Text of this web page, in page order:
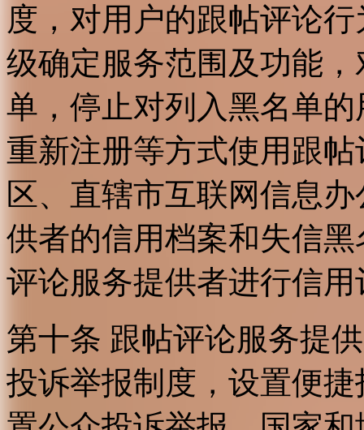
度，对用户的跟帖评论
级确定服务范围及功能
单，停止对列入黑名单
重新注册等方式使用跟
区、直辖市互联网信息
供者的信用档案和失信
评论服务提供者进行信用
第十条 跟帖评论服务提
投诉举报制度，设置便